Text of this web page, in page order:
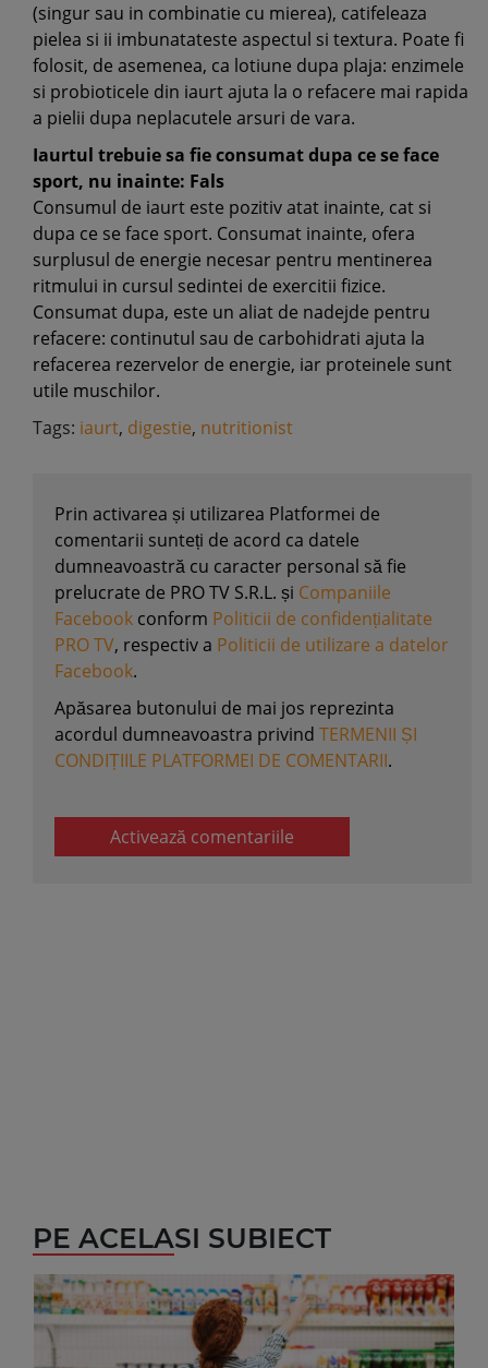
(singur sau in combinatie cu mierea), catifeleaza
pielea si ii imbunatateste aspectul si textura. Poate fi
folosit, de asemenea, ca lotiune dupa plaja: enzimele
si probioticele din iaurt ajuta la o refacere mai rapida
a pielii dupa neplacutele arsuri de vara.
Iaurtul trebuie sa fie consumat dupa ce se face
sport, nu inainte: Fals
Consumul de iaurt este pozitiv atat inainte, cat si
dupa ce se face sport. Consumat inainte, ofera
surplusul de energie necesar pentru mentinerea
ritmului in cursul sedintei de exercitii fizice.
Consumat dupa, este un aliat de nadejde pentru
refacere: continutul sau de carbohidrati ajuta la
refacerea rezervelor de energie, iar proteinele sunt
utile muschilor.
Tags: iaurt, digestie, nutritionist
Prin activarea și utilizarea Platformei de
comentarii sunteți de acord ca datele
dumneavoastră cu caracter personal să fie
prelucrate de PRO TV S.R.L. și Companiile
Facebook conform Politicii de confidențialitate
PRO TV, respectiv a Politicii de utilizare a datelor
Facebook.
Apăsarea butonului de mai jos reprezinta
acordul dumneavoastra privind TERMENII ȘI
CONDIȚIILE PLATFORMEI DE COMENTARII.
Activează comentariile
PE ACELASI SUBIECT